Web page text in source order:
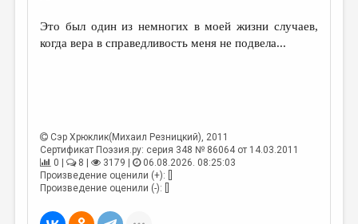
Это был один из немногих в моей жизни случаев,
когда вера в справедливость меня не подвела...
Сэр Хрюклик(Михаил Резницкий), 2011
Сертификат Поэзия.ру: серия 348 № 86064 от 14.03.2011
0 |
8 | 3179 |
06.08.2026. 08:25:03
Произведение оценили (+): []
Произведение оценили (-): []